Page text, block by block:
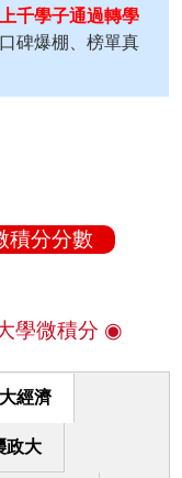
千學子通過轉學
碑爆棚、榜單真
積分分數
學微積分 ◉
經濟
政大